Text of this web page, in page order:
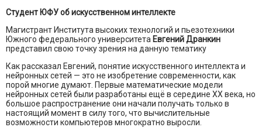
Студент ЮФУ об искусственном интеллекте
Магистрант Института высоких технологий и пьезотехники
Южного федерального университета Евгений Дранкин
представил свою точку зрения на данную тематику
Как рассказал Евгений, понятие искусственного интеллекта и
нейронных сетей — это не изобретение современности, как
порой многие думают. Первые математические модели
нейронных сетей были разработаны ещё в середине XX века, но
большое распространение они начали получать только в
настоящий момент в силу того, что вычислительные
возможности компьютеров многократно выросли.